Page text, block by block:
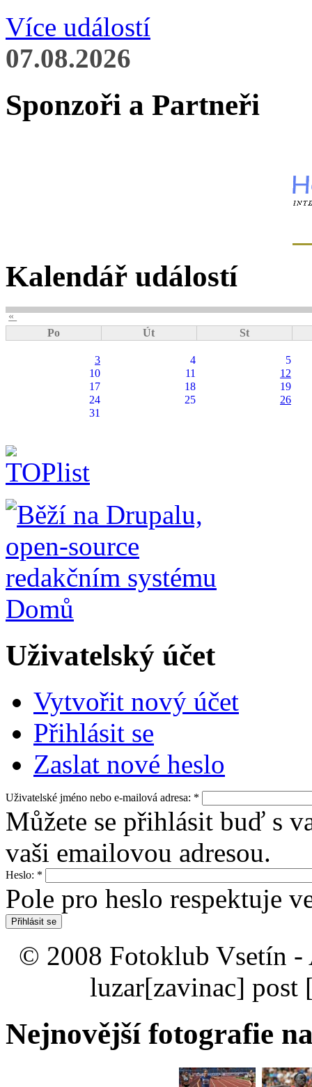
Více událostí
07.08.2026
Sponzoři a Partneři
Kalendář událostí
«
Po
Út St
3 4
5
10
11
12
17
18
19
24
25
26
31
Domů
Uživatelský účet
Vytvořit nový účet
Přihlásit se
Zaslat nové heslo
Uživatelské jméno nebo e-mailová adresa: *
Můžete se přihlásit buď s
vaši emailovou adresou.
Heslo: *
Pole pro heslo respektuje
© 2008 Fotoklub Vsetín -
luzar[zavinac] post
Nejnovější fotografie